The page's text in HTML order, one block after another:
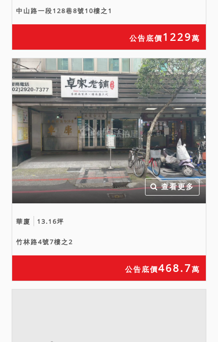
中山路一段128巷8號10樓之1
公告底價 1229萬
查看更多
華廈 13.16坪
竹林路4號7樓之2
公告底價468.7萬